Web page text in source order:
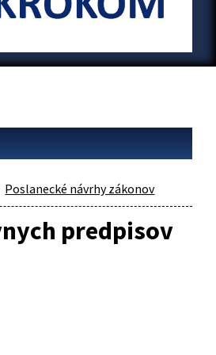
Poslanecké návrhy zákonov
predpisov